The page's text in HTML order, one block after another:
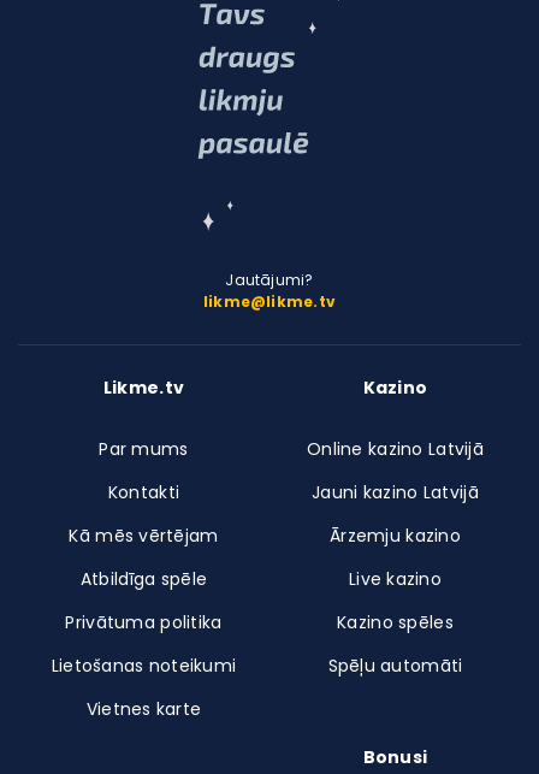
Jautājumi?
likme@likme.tv
Likme.tv
Par mums
Kontakti
Kā mēs vērtējam
Atbildīga spēle
Privātuma politika
Lietošanas noteikumi
Vietnes karte
Kazino
Online kazino Latvijā
Jauni kazino Latvijā
Ārzemju kazino
Live kazino
Kazino spēles
Spēļu automāti
Bonusi